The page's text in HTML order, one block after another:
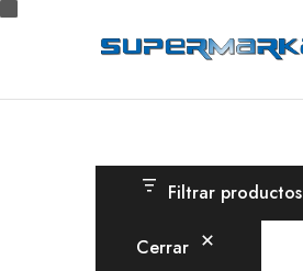
SuperMarkas
Ropa
Envío
Filtrar productos
Cerrar